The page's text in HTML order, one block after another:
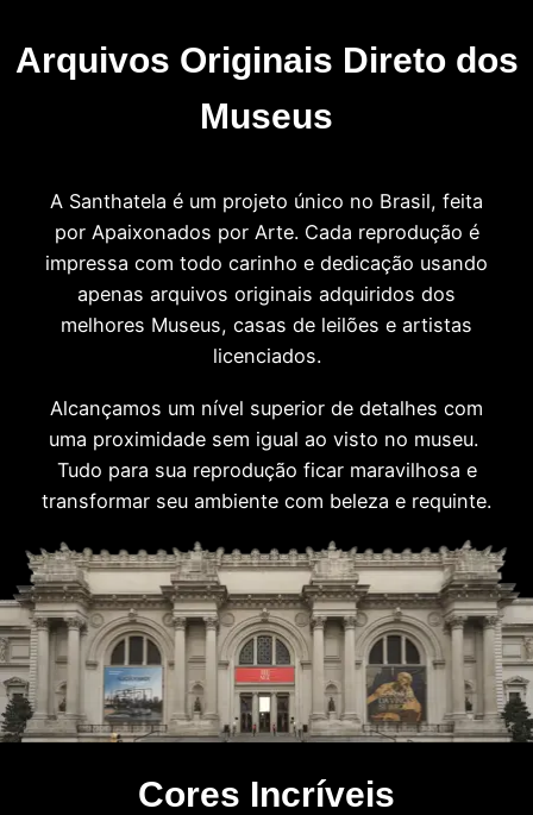
Arquivos Originais Direto dos
Museus
A Santhatela é um projeto único no Brasil, feita
por Apaixonados por Arte. Cada reprodução é
impressa com todo carinho e dedicação usando
apenas arquivos originais adquiridos dos
melhores Museus, casas de leilões e artistas
licenciados.
Alcançamos um nível superior de detalhes com
uma proximidade sem igual ao visto no museu.
Tudo para sua reprodução ficar maravilhosa e
transformar seu ambiente com beleza e requinte.
Cores Incríveis